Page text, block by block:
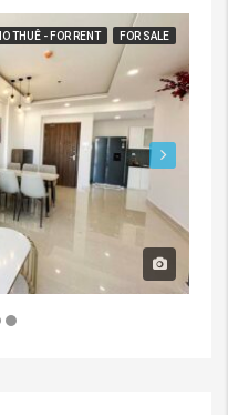
THUÊ - FOR RENT FOR SALE